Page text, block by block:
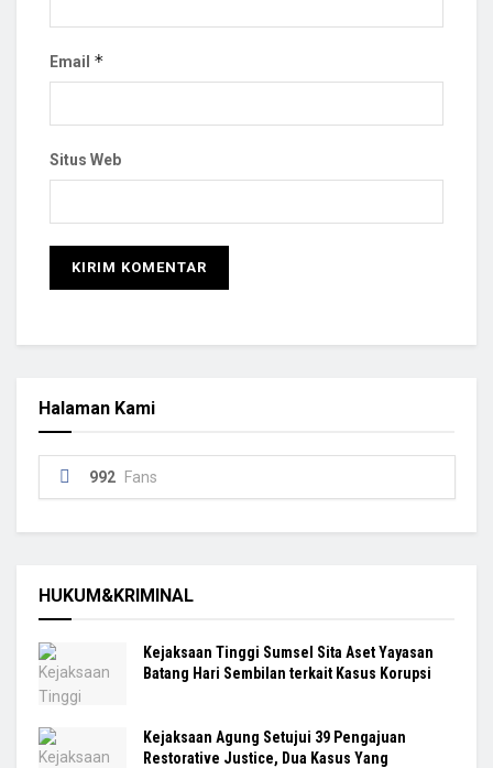
Email *
Situs Web
Halaman Kami
992 Fans
HUKUM&KRIMINAL
Kejaksaan Tinggi Sumsel Sita Aset Yayasan
Batang Hari Sembilan terkait Kasus Korupsi
Kejaksaan Agung Setujui 39 Pengajuan
Restorative Justice, Dua Kasus Yang